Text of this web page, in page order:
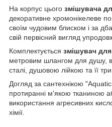
На корпус цього змішувача
декоративне хромонікелеве
своїм чудовим блиском і за
свій первісний вигляд
Комплектується змішувач
метровим шлангом для душу,
сталі, душовою лійкою та її
Догляд за сантехнікою
протиранні м'якою тканиною
використання агресивних
хімії.